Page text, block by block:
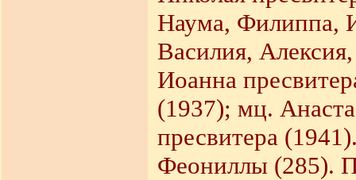
Наума, Филиппа,
Василия,
Иоанна
(1937); мц.
пресвитера
Феониллы (285).